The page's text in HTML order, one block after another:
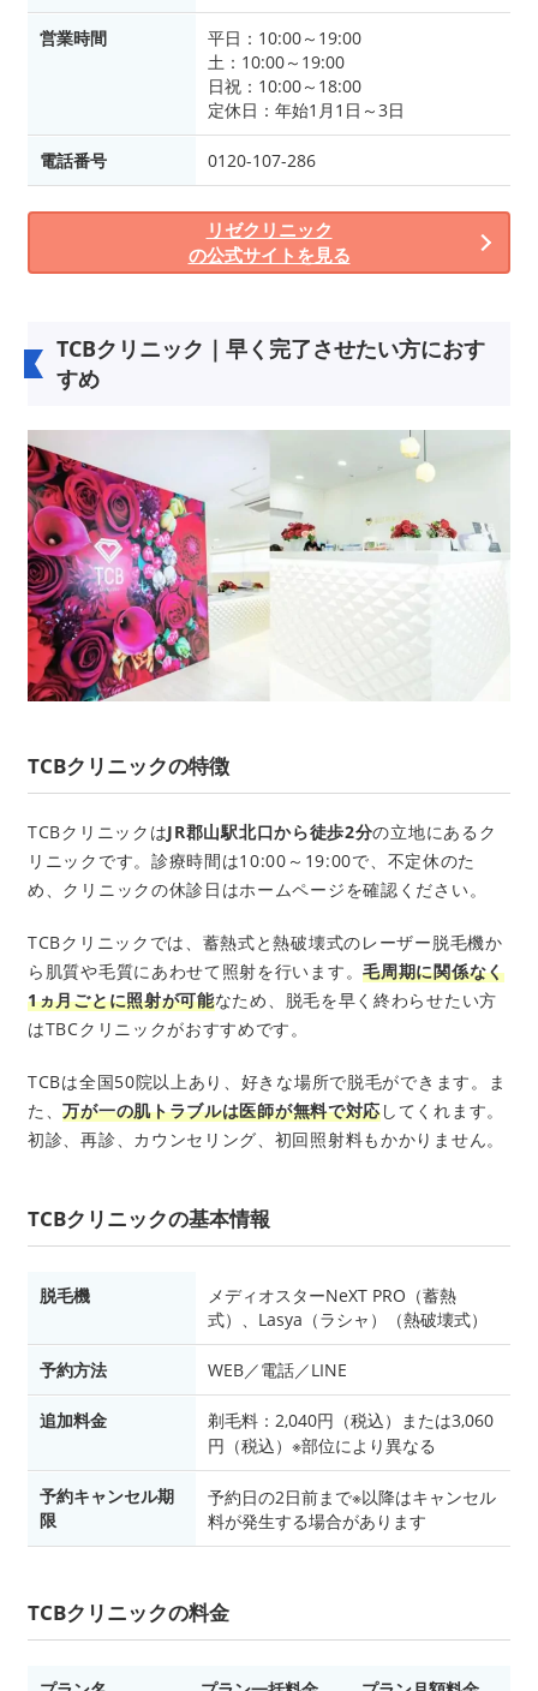
営業時間
平日：10:00～19:00
土：10:00～19:00
日祝：10:00～18:00
定休日：年始1月1日～3日
電話番号 0120-107-286
リゼクリニック
の公式サイトを見る
TCBクリニック｜早く完了させたい方におす
すめ
TCBクリニックの特徴
TCBクリニックはJR郡山駅北口から徒歩2分の立地にあるク
リニックです。診療時間は10:00～19:00で、不定休のた
め、クリニックの休診日はホームページを確認ください。
TCBクリニックでは、蓄熱式と熱破壊式のレーザー脱毛機か
ら肌質や毛質にあわせて照射を行います。毛周期に関係なく
1ヵ月ごとに照射が可能なため、脱毛を早く終わらせたい方
はTBCクリニックがおすすめです。
TCBは全国50院以上あり、好きな場所で脱毛ができます。ま
た、万が一の肌トラブルは医師が無料で対応してくれます。
初診、再診、カウンセリング、初回照射料もかかりません。
TCBクリニックの基本情報
脱毛機
メディオスターNeXT PRO（蓄熱
式）、Lasya（ラシャ）（熱破壊式）
予約方法 WEB／電話／LINE
追加料金
剃毛料：2,040円（税込）または3,060
円（税込）※部位により異なる
予約キャンセル期
限
予約日の2日前まで※以降はキャンセル
料が発生する場合があります
TCBクリニックの料金